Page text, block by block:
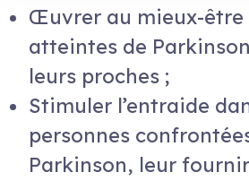
Œuvrer au mieux-être
atteintes de
leurs proches ;
Stimuler l’entraide
personnes
Parkinson, leur